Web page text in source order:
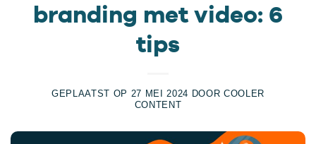
branding met video: 6
tips
GEPLAATST OP 27 MEI 2024 DOORCOOLER
CONTENT